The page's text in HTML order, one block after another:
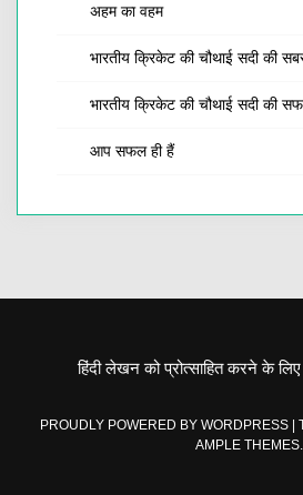
अहम का वहम
भारतीय क्रिकेट की चौथाई सदी की
भारतीय क्रिकेट की चौथाई सदी की
आप सफल ही हैं
हिंदी लेखन को प्रोत्साहित करने के
PROUDLY POWERED BY WORDPRESS
AMPLE THEMES.